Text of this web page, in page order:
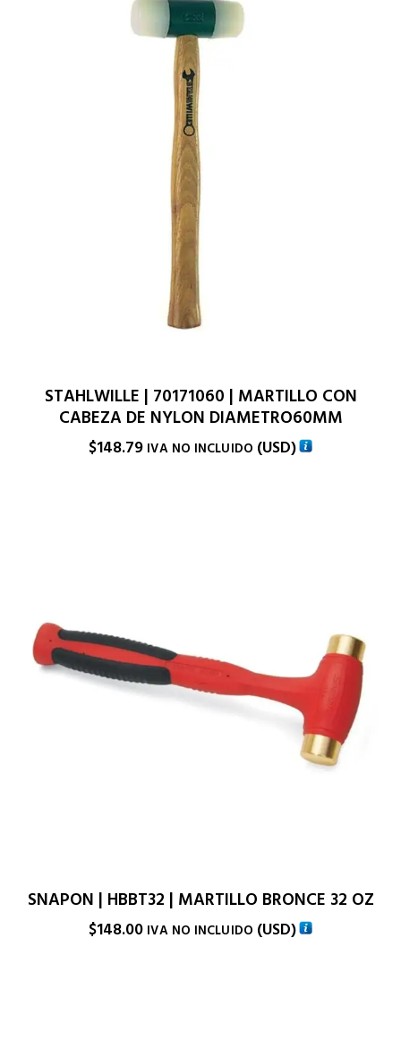
STAHLWILLE | 70171060 | MARTILLO CON
CABEZA DE NYLON DIAMETRO60MM
$148.79 IVA NO INCLUIDO (USD)
SNAPON | HBBT32 | MARTILLO BRONCE 32 OZ
$148.00 IVA NO INCLUIDO (USD)